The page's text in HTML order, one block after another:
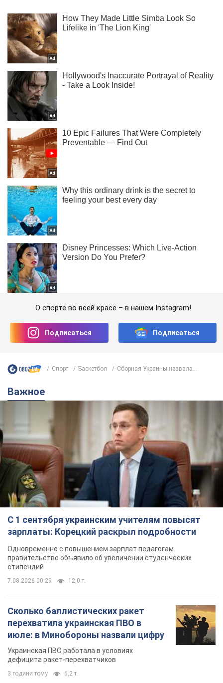
О спорте во всей красе – в нашем Instagram!
Подписаться Подписаться
Спорт Баскетбол Сборная Украины назвала...
Важное
С 1 сентября украинским учителям повысят
зарплаты: Корецкий раскрыл подробности
Одновременно с повышением зарплат педагогам
правительство объявило об увеличении студенческих
стипендий
7.08.2026 00:29 12,0 т.
Сколько баллистических ракет
перехватила украинская ПВО в
июле: в Минобороны назвали цифру
Украинская ПВО работала в условиях
дефицита ракет-перехватчиков
3 години тому 6,2 т.